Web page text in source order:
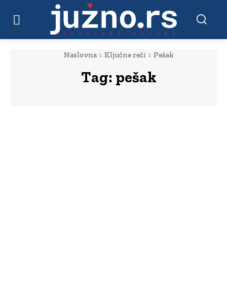
Naslovna Ključne reči Pešak
Tag: pešak